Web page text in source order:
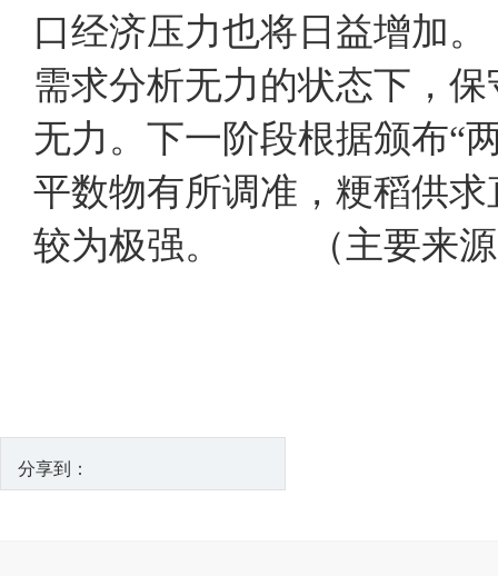
口经济压力也将日益增
需求分析无力的状态下，
无力。下一阶段根据颁布“
平数物有所调准，粳稻供
较为极强。 （主要来源
分享到：